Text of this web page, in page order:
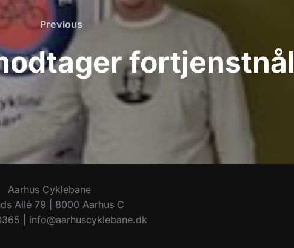
Previous
Previous
fortjenstnål
Aarhus Cyklebane
Allé 79 | 8000 Aarhus C
| info@aarhuscyklebane.dk